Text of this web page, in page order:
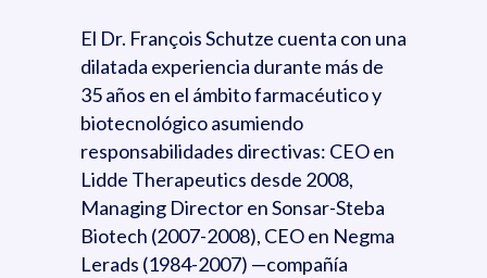
El Dr. François Schutze cuenta con una
dilatada experiencia durante más de
35 años en el ámbito farmacéutico y
biotecnológico asumiendo
responsabilidades directivas: CEO en
Lidde Therapeutics desde 2008,
Managing Director en Sonsar-Steba
Biotech (2007-2008), CEO en Negma
Lerads (1984-2007) —compañía